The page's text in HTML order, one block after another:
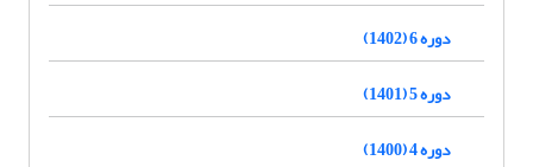
دوره 6 (1402)
دوره 5 (1401)
دوره 4 (1400)